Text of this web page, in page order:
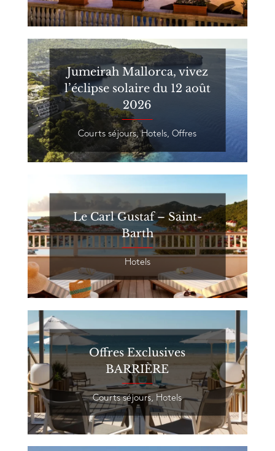
Jumeirah Mallorca, vivez
l’éclipse solaire du 12 août
2026
Courts séjours,Hotels,Offres
Le Carl Gustaf – Saint-
Barth
Hotels
Offres Exclusives
BARRIÈRE
Courts séjours Hotels